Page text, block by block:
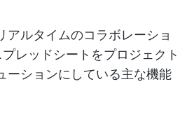
アルタイムのコラボレーショ
レッドシートをプロジェクト
ーションにしている主な機能